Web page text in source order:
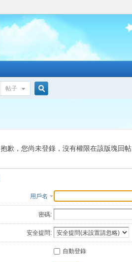
帖子
索
抱歉，您尚未登錄，沒有權限在該版塊回帖
用戶名
密碼:
安全提問:
自動登錄